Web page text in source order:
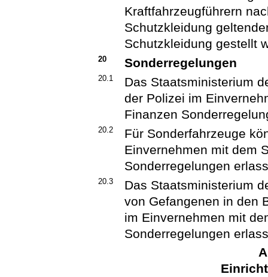
Kraftfahrzeugführern
Schutzkleidung
Schutzkleidung gestellt
20 Sonderregelungen
20.1
Das Staatsministerium
der Polizei im
Finanzen
20.2
Für Sonderfahrzeuge
Einvernehmen mit dem
Sonderregelungen
20.3
Das Staatsministerium
von Gefangenen in den
im Einvernehmen mit
Sonderregelungen